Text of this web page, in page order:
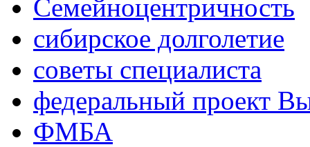
Семейноцентричность
сибирское долголетие
советы специалиста
федеральный проект
ФМБА